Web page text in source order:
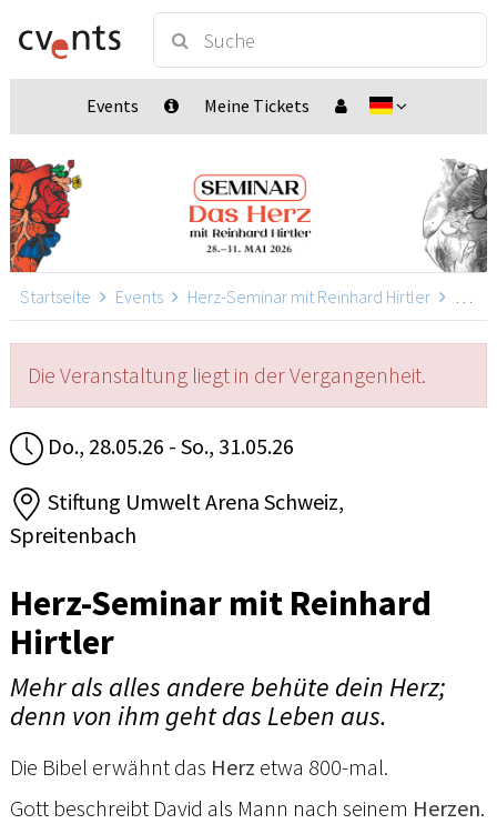
Events Meine Tickets
Startseite Events Herz-Seminar mit Reinhard Hirtler
Die Veranstaltung liegt in der Vergangenheit.
Do., 28.05.26 - So., 31.05.26
Stiftung Umwelt Arena Schweiz,
Spreitenbach
Herz-Seminar mit Reinhard
Hirtler
Mehr als alles andere behüte dein Herz;
denn von ihm geht das Leben aus.
Die Bibel erwähnt das Herz etwa 800-mal.
Gott beschreibt David als Mann nach seinem Herzen.